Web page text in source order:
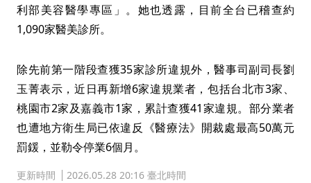
利部美容醫學專區」。她也透露，目前全台已稽查約
1,090家醫美診所。
除先前第一階段查獲35家診所違規外，醫事司副司長劉
玉菁表示，近日再新增6家違規業者，包括台北市3家、
桃園市2家及嘉義市1家，累計查獲41家違規。部分業者
也遭地方衛生局已依違反《醫療法》開裁處最高50萬元
罰鍰，並勒令停業6個月。
更新時間 2026.05.28 20:16 臺北時間